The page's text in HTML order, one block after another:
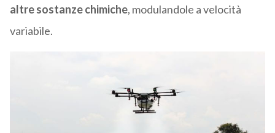
altre sostanze chimiche, modulandole a velocità
variabile.